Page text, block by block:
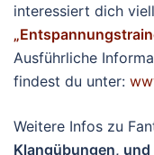
interessiert dich
Ausführliche
findest du unter:
Weitere Infos zu
Klangübungen,